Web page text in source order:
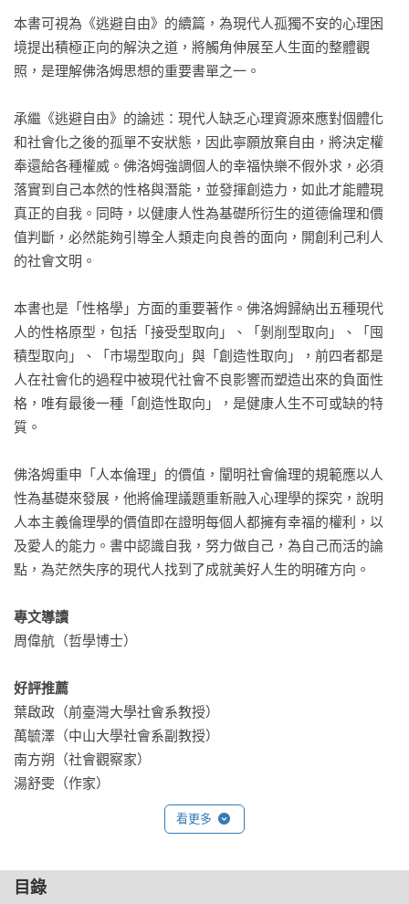
本書可視為《逃避自由》的續篇，為現代人孤獨不安的心理困
境提出積極正向的解決之道，將觸角伸展至人生面的整體觀
照，是理解佛洛姆思想的重要書單之一。
承繼《逃避自由》的論述：現代人缺乏心理資源來應對個體化
和社會化之後的孤單不安狀態，因此寧願放棄自由，將決定權
奉還給各種權威。佛洛姆強調個人的幸福快樂不假外求，必須
落實到自己本然的性格與潛能，並發揮創造力，如此才能體現
真正的自我。同時，以健康人性為基礎所衍生的道德倫理和價
值判斷，必然能夠引導全人類走向良善的面向，開創利己利人
的社會文明。
本書也是「性格學」方面的重要著作。佛洛姆歸納出五種現代
人的性格原型，包括「接受型取向」、「剝削型取向」、「囤
積型取向」、「市場型取向」與「創造性取向」，前四者都是
人在社會化的過程中被現代社會不良影響而塑造出來的負面性
格，唯有最後一種「創造性取向」，是健康人生不可或缺的特
質。
佛洛姆重申「人本倫理」的價值，闡明社會倫理的規範應以人
性為基礎來發展，他將倫理議題重新融入心理學的探究，說明
人本主義倫理學的價值即在證明每個人都擁有幸福的權利，以
及愛人的能力。書中認識自我，努力做自己，為自己而活的論
點，為茫然失序的現代人找到了成就美好人生的明確方向。
專文導讀
周偉航（哲學博士）
好評推薦
葉啟政（前臺灣大學社會系教授）
萬毓澤（中山大學社會系副教授）
南方朔（社會觀察家）
湯舒雯（作家）
看更多
目錄